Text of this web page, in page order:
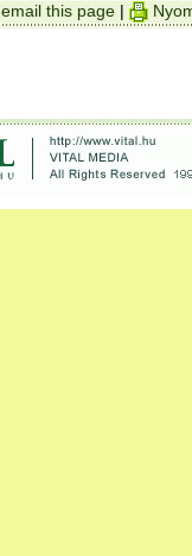
email this page |